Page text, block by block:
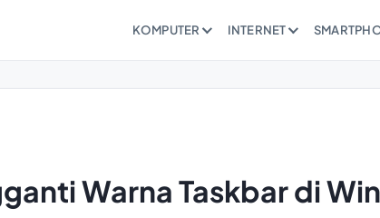
KOMPUTER INTERNET
Warna Taskbar di